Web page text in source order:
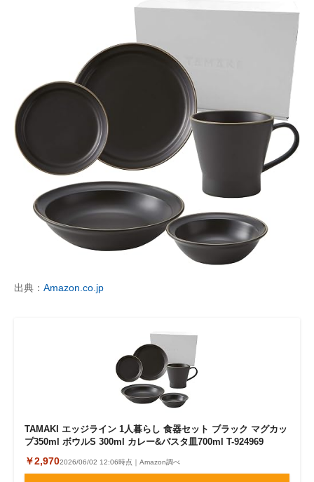
出典： Amazon.co.jp
TAMAKI エッジライン 1人暮らし 食器セット ブラック マグカッ
プ350ml ボウルS 300ml カレー&パスタ皿700ml T-924969
￥2,9702026/06/02 12:06時点｜Amazon調べ